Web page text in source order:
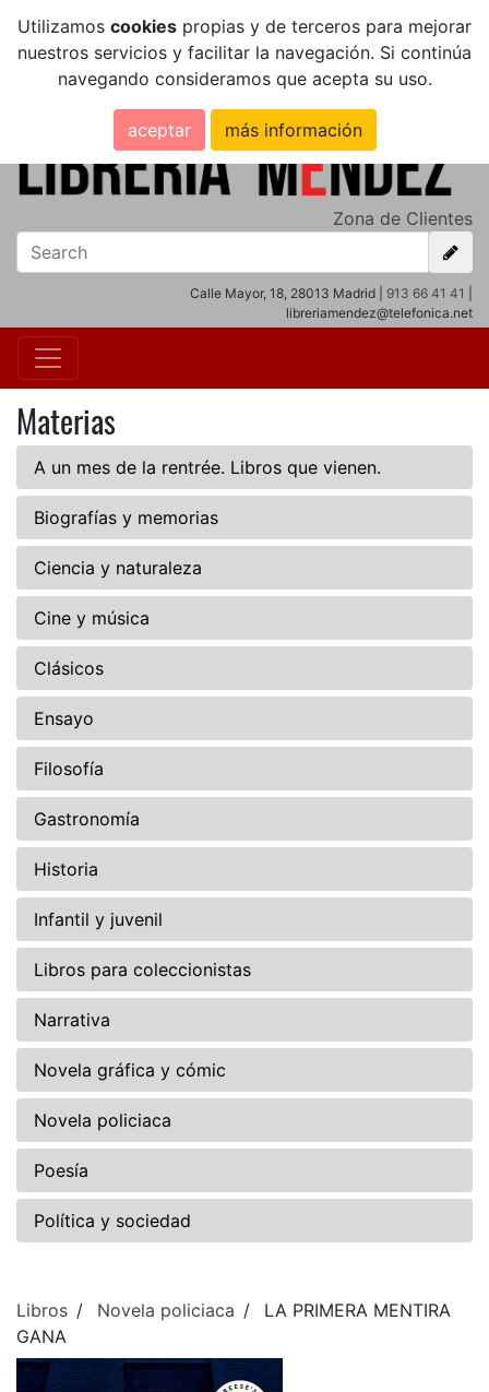
Utilizamos cookies propias y de terceros para mejorar
nuestros servicios y facilitar la navegación. Si continúa
navegando consideramos que acepta su uso.
aceptar más información
Zona de Clientes
Calle Mayor, 18, 28013 Madrid | 913 66 41 41
libreriamendez@telefonica.net
Materias
A un mes de la rentrée. Libros que vienen.
Biografías y memorias
Ciencia y naturaleza
Cine y música
Clásicos
Ensayo
Filosofía
Gastronomía
Historia
Infantil y juvenil
Libros para coleccionistas
Narrativa
Novela gráfica y cómic
Novela policiaca
Poesía
Política y sociedad
Libros Novela policiaca
LA PRIMERA MENTIRA
GANA